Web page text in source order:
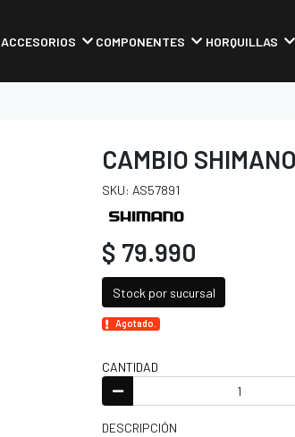
ACCESORIOS COMPONENTES HORQUILLAS
CAMBIO
SKU: AS57891
$ 79.990
Stock por sucursal
Agotado.
CANTIDAD
DESCRIPCIÓN